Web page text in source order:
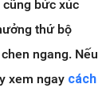
bức xúc
thứ bộ
ngang. Nếu
xem ngay cách